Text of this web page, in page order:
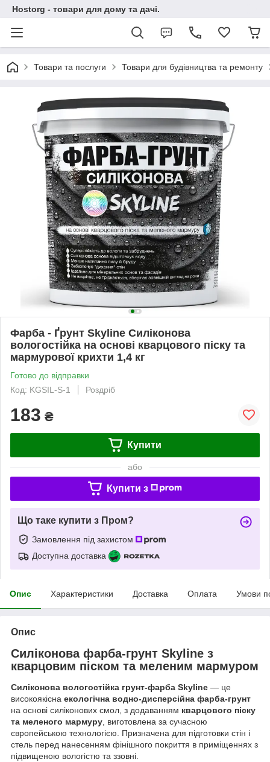
Hostorg - товари для дому та дачі.
Товари та послуги Товари для будівництва та ремонту
Фарба - Ґрунт Skyline Силіконова
вологостійка на основі кварцового піску та
мармурової крихти 1,4 кг
Готово до відправки
Код: KGSIL-S-1
Роздріб
183 ₴
Купити
або
Купити з
Що таке купити з Пром?
Замовлення під захистом
Доступна доставка
Опис Характеристики Доставка Оплата Умови
Опис
Силіконова фарба-грунт Skyline з
кварцовим піском та меленим мармуром
Силіконова вологостійка грунт-фарба Skyline — це
високоякісна екологічна водно-дисперсійна фарба-грунт
на основі силіконових смол, з додаванням кварцового піску
та меленого мармуру, виготовлена за сучасною
європейською технологією. Призначена для підготовки стін і
стель перед нанесенням фінішного покриття в приміщеннях з
підвищеною вологістю та ззовні.